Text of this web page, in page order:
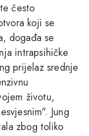
često
koji se
događa se
intrapsihičke
prijelaz srednje
životu,
Jung
zbog toliko